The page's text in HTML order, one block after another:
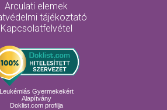
Arculati elemek
tájékoztató
Kapcsolatfelvétel
Leukémiás Gyermekekért
Alapítvány
Doklist.com profilja